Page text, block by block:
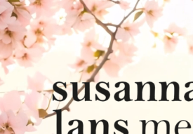
Videospelare